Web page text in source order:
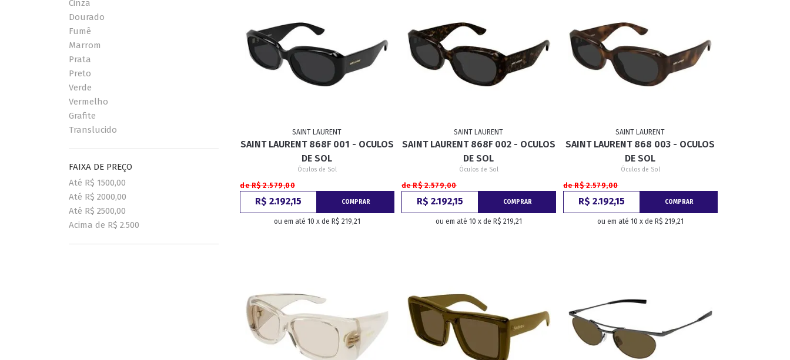
Cinza
Dourado
Fumê
Marrom
Prata
Preto
Verde
Vermelho
Grafite
Translucido
FAIXA DE PREÇO
Até R$ 1500,00
Até R$ 2000,00
Até R$ 2500,00
Acima de R$ 2.500
SAINT LAURENT
SAINT LAURENT 868F 001 - OCULOS
DE SOL
Óculos de Sol
de R$ 2.579,00
R$ 2.192,15 COMPRAR
ou em até 10 x de R$ 219,21
SAINT LAURENT
SAINT LAURENT 868F 002 - OCULOS
DE SOL
Óculos de Sol
de R$ 2.579,00
R$ 2.192,15 COMPRAR
ou em até 10 x de R$ 219,21
SAINT LAURENT
SAINT LAURENT 868 003 - OCULOS
DE SOL
Óculos de Sol
de R$ 2.579,00
R$ 2.192,15 COMPRAR
ou em até 10 x de R$ 219,21